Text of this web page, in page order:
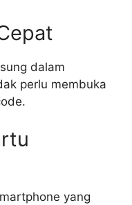
dalam
perlu membuka
yang